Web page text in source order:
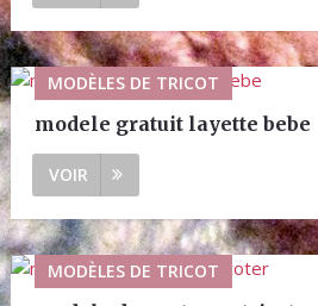
MODÈLES DE TRICOT
modele gratuit layette bebe
VOIR
MODÈLES DE TRICOT